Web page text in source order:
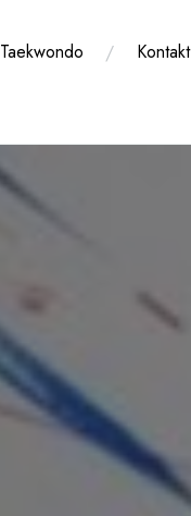
Taekwondo Kontakt